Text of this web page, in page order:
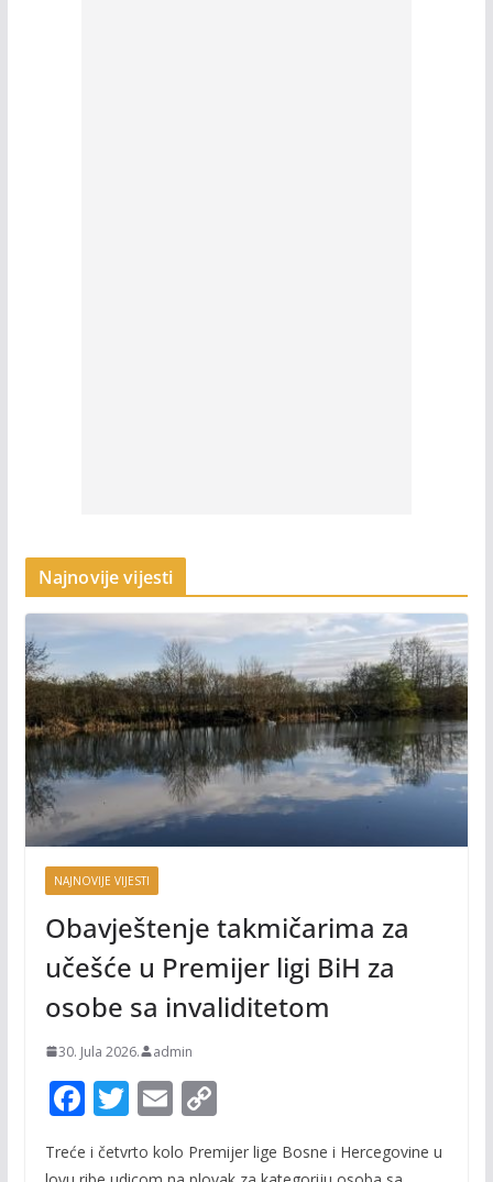
Najnovije vijesti
NAJNOVIJE VIJESTI
Obavještenje takmičarima za
učešće u Premijer ligi BiH za
osobe sa invaliditetom
30. Jula 2026. admin
F
e
T
itt
E
ai
C
p
Treće i četvrto kolo Premijer lige Bosne i Hercegovine u